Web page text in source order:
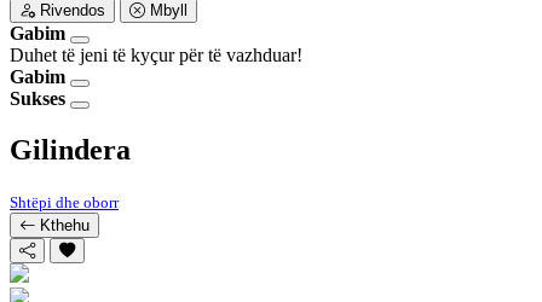
Rivendos
Mbyll
Gabim
Duhet të jeni të kyçur për të vazhduar!
Gabim
Sukses
Gilindera
Shtëpi dhe oborr
Kthehu